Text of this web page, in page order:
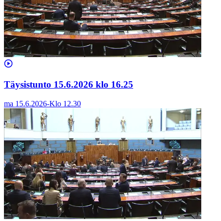
Täysistunto 15.6.2026 klo 16.25
ma 15.6.2026-Klo 12.30